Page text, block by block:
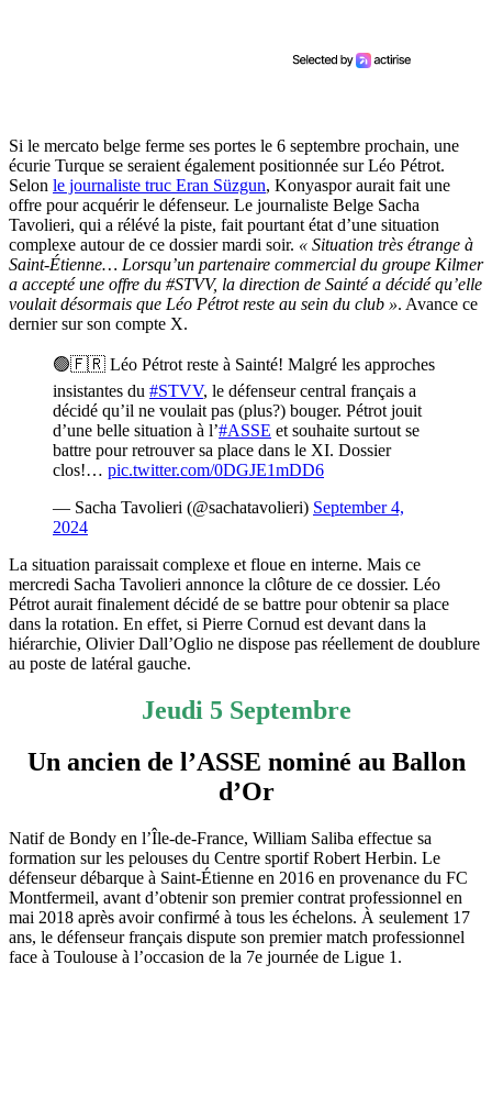
Si le mercato belge ferme ses portes le 6 septembre prochain, une
écurie Turque se seraient également positionnée sur Léo Pétrot.
Selon le journaliste truc Eran Süzgun, Konyaspor aurait fait une
offre pour acquérir le défenseur. Le journaliste Belge Sacha
Tavolieri, qui a rélévé la piste, fait pourtant état d’une situation
complexe autour de ce dossier mardi soir. « Situation très étrange à
Saint-Étienne… Lorsqu’un partenaire commercial du groupe Kilmer
a accepté une offre du #STVV, la direction de Sainté a décidé qu’elle
voulait désormais que Léo Pétrot reste au sein du club ». Avance ce
dernier sur son compte X.
🟢🇫🇷 Léo Pétrot reste à Sainté! Malgré les approches
insistantes du #STVV, le défenseur central français a
décidé qu’il ne voulait pas (plus?) bouger. Pétrot jouit
d’une belle situation à l’#ASSE et souhaite surtout se
battre pour retrouver sa place dans le XI. Dossier
clos!… pic.twitter.com/0DGJE1mDD6
— Sacha Tavolieri (@sachatavolieri) September 4,
2024
La situation paraissait complexe et floue en interne. Mais ce
mercredi Sacha Tavolieri annonce la clôture de ce dossier. Léo
Pétrot aurait finalement décidé de se battre pour obtenir sa place
dans la rotation. En effet, si Pierre Cornud est devant dans la
hiérarchie, Olivier Dall’Oglio ne dispose pas réellement de doublure
au poste de latéral gauche.
Jeudi 5 Septembre
Un ancien de l’ASSE nominé au Ballon
d’Or
Natif de Bondy en l’Île-de-France, William Saliba effectue sa
formation sur les pelouses du Centre sportif Robert Herbin. Le
défenseur débarque à Saint-Étienne en 2016 en provenance du FC
Montfermeil, avant d’obtenir son premier contrat professionnel en
mai 2018 après avoir confirmé à tous les échelons. À seulement 17
ans, le défenseur français dispute son premier match professionnel
face à Toulouse à l’occasion de la 7e journée de Ligue 1.